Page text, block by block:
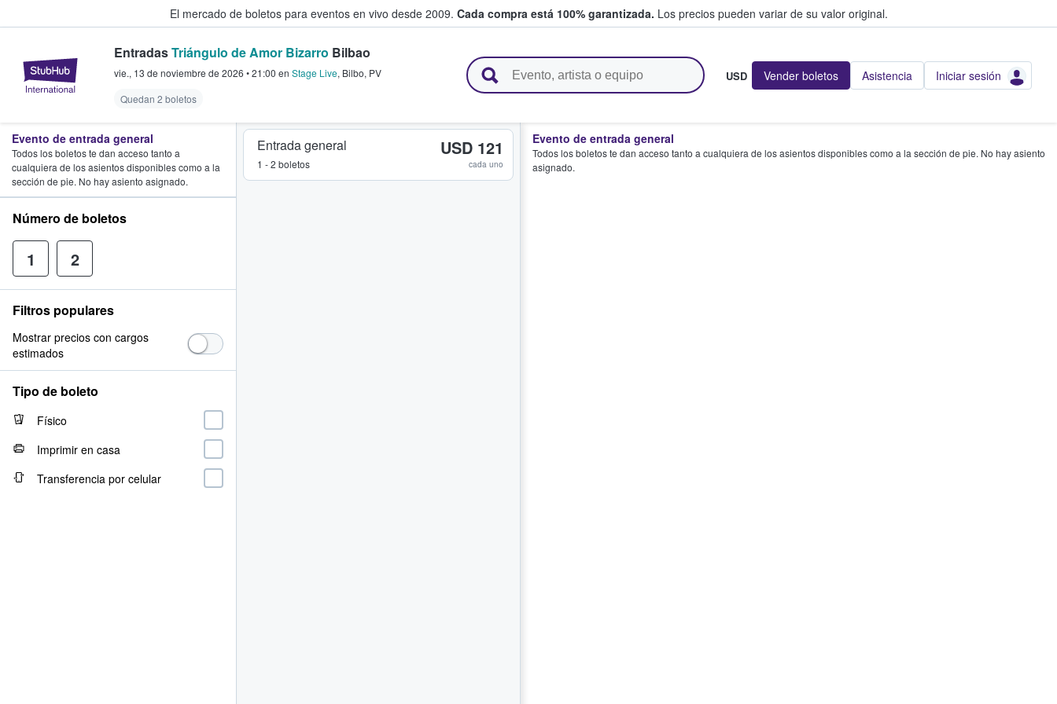
El mercado de boletos para eventos en vivo desde 2009. Cada compra está 100% garantizada. Los precios pueden variar de su valor original.
StubHub: donde los fans compran y venden boletos
EntradasTriángulo de Amor Bizarro Bilbao
vie., 13 de noviembre de 2026 •21:00 en Stage Live, Bilbo, PV
Quedan 2 boletos
USD Vender boletos Asistencia Iniciar sesión
Entrada general
1 - 2 boletos
USD 121
cada uno
Evento de entrada general
Todos los boletos te dan acceso tanto a cualquiera de los asientos disponibles como a la sección de pie. No hay asiento
asignado.
Evento de entrada general
Todos los boletos te dan acceso tanto a
cualquiera de los asientos disponibles como a la
sección de pie. No hay asiento asignado.
Número de boletos
1 2
Filtros populares
Mostrar precios con cargos
estimados
Tipo de boleto
Físico
Imprimir en casa
Transferencia por celular